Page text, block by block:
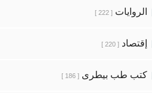
الروايات [ 222 ]
إقتصاد [ 220 ]
كتب طب بيطرى [ 186 ]